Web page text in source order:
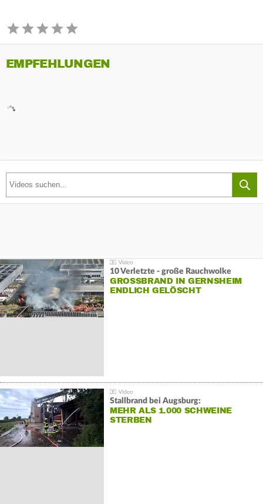
EMPFEHLUNGEN
10 Verletzte - große Rauchwolke
GROSSBRAND IN GERNSHEIM E
NDLICH GELÖSCHT
Stallbrand bei Augsburg:
MEHR ALS 1.000 SCHWEINE
STERBEN